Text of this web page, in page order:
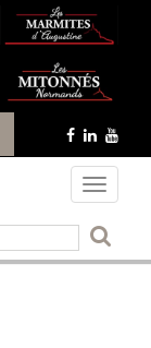
Toggle